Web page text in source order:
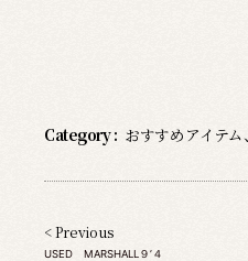
Category : おすすめアイテム、
< Previous
USED MARSHALL９’４